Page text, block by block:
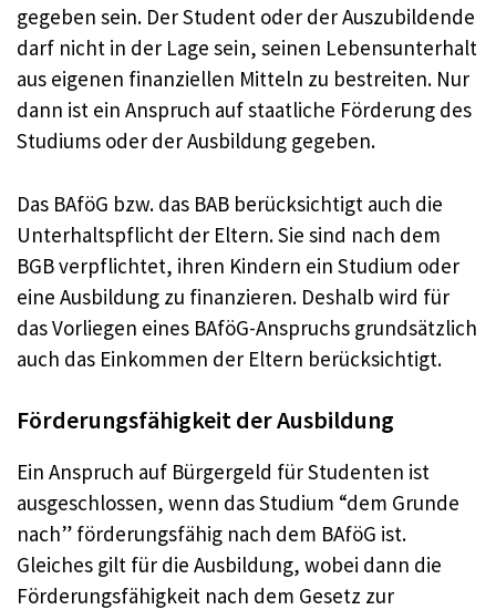
gegeben sein. Der Student oder der Auszubildende
darf nicht in der Lage sein, seinen Lebensunterhalt
aus eigenen finanziellen Mitteln zu bestreiten. Nur
dann ist ein Anspruch auf staatliche Förderung des
Studiums oder der Ausbildung gegeben.
Das BAföG bzw. das BAB berücksichtigt auch die
Unterhaltspflicht der Eltern. Sie sind nach dem
BGB verpflichtet, ihren Kindern ein Studium oder
eine Ausbildung zu finanzieren. Deshalb wird für
das Vorliegen eines BAföG-Anspruchs grundsätzlich
auch das Einkommen der Eltern berücksichtigt.
Förderungsfähigkeit der Ausbildung
Ein Anspruch auf Bürgergeld für Studenten ist
ausgeschlossen, wenn das Studium “dem Grunde
nach” förderungsfähig nach dem BAföG ist.
Gleiches gilt für die Ausbildung, wobei dann die
Förderungsfähigkeit nach dem Gesetz zur